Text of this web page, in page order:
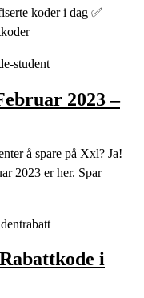
koder i dag ✅
student
2023 –
å spare på Xxl? Ja!
2023 er her. Spar
i